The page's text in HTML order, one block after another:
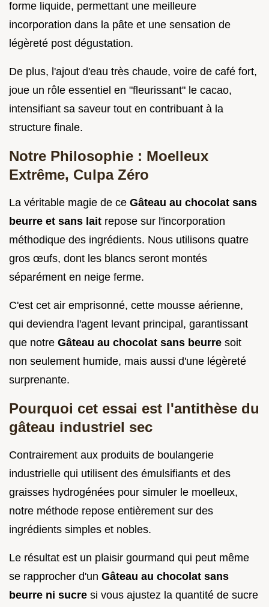
forme liquide, permettant une meilleure
incorporation dans la pâte et une sensation de
légèreté post dégustation.
De plus, l'ajout d'eau très chaude, voire de café fort,
joue un rôle essentiel en "fleurissant" le cacao,
intensifiant sa saveur tout en contribuant à la
structure finale.
Notre Philosophie : Moelleux
Extrême, Culpa Zéro
La véritable magie de ce Gâteau au chocolat sans
beurre et sans lait repose sur l'incorporation
méthodique des ingrédients. Nous utilisons quatre
gros œufs, dont les blancs seront montés
séparément en neige ferme.
C'est cet air emprisonné, cette mousse aérienne,
qui deviendra l'agent levant principal, garantissant
que notre Gâteau au chocolat sans beurre soit
non seulement humide, mais aussi d'une légèreté
surprenante.
Pourquoi cet essai est l'antithèse du
gâteau industriel sec
Contrairement aux produits de boulangerie
industrielle qui utilisent des émulsifiants et des
graisses hydrogénées pour simuler le moelleux,
notre méthode repose entièrement sur des
ingrédients simples et nobles.
Le résultat est un plaisir gourmand qui peut même
se rapprocher d'un Gâteau au chocolat sans
beurre ni sucre si vous ajustez la quantité de sucre